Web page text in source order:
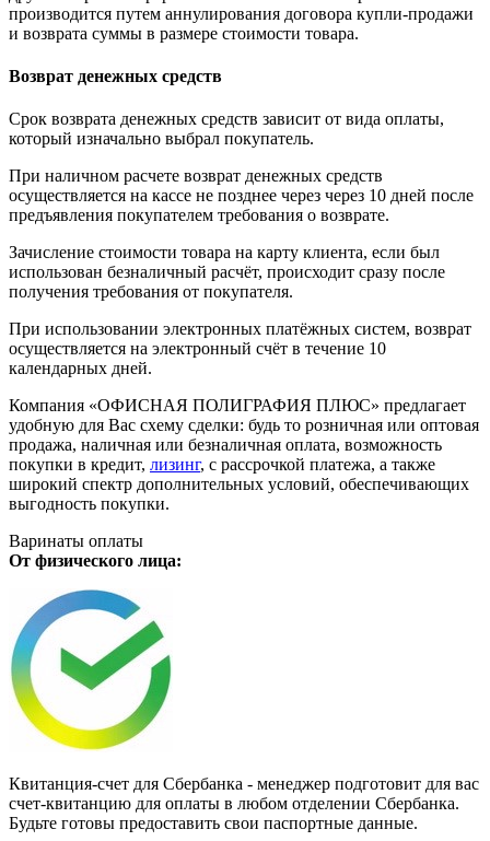
производится путем аннулирования договора купли-продажи
и возврата суммы в размере стоимости товара.
Возврат денежных средств
Срок возврата денежных средств зависит от вида оплаты,
который изначально выбрал покупатель.
При наличном расчете возврат денежных средств
осуществляется на кассе не позднее через через 10 дней после
предъявления покупателем требования о возврате.
Зачисление стоимости товара на карту клиента, если был
использован безналичный расчёт, происходит сразу после
получения требования от покупателя.
При использовании электронных платёжных систем, возврат
осуществляется на электронный счёт в течение 10
календарных дней.
Компания «ОФИСНАЯ ПОЛИГРАФИЯ ПЛЮС» предлагает
удобную для Вас схему сделки: будь то розничная или оптовая
продажа, наличная или безналичная оплата, возможность
покупки в кредит, лизинг, с рассрочкой платежа, а также
широкий спектр дополнительных условий, обеспечивающих
выгодность покупки.
Варинаты оплаты
От физического лица:
Квитанция-счет для Сбербанка - менеджер подготовит для вас
счет-квитанцию для оплаты в любом отделении Сбербанка.
Будьте готовы предоставить свои паспортные данные.